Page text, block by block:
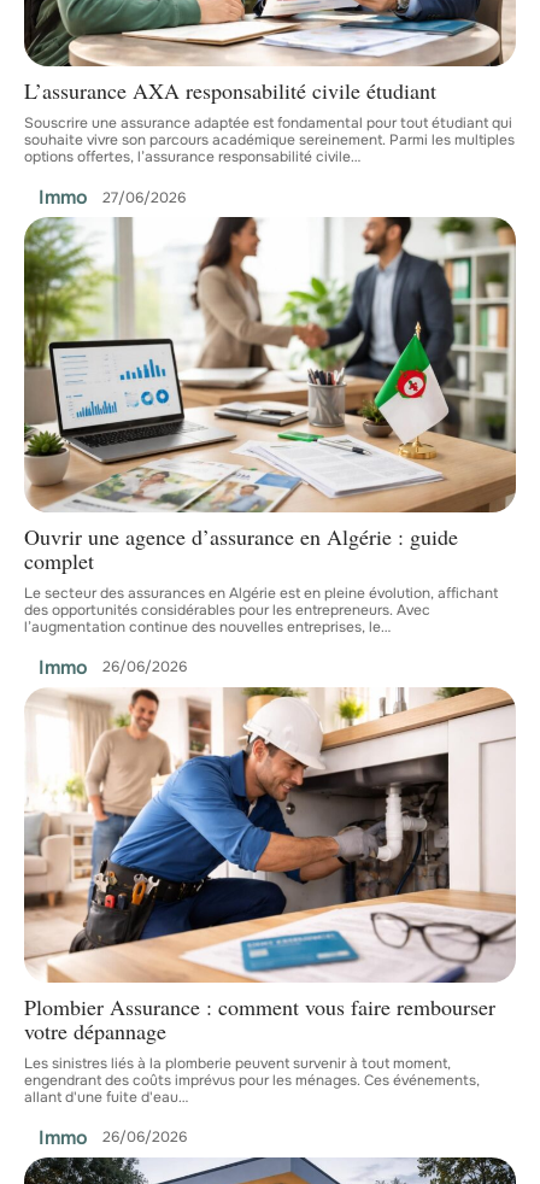
L’assurance AXA responsabilité civile étudiant
Souscrire une assurance adaptée est fondamental pour tout étudiant qui
souhaite vivre son parcours académique sereinement. Parmi les multiples
options offertes, l’assurance responsabilité civile…
Immo 27/06/2026
Ouvrir une agence d’assurance en Algérie : guide
complet
Le secteur des assurances en Algérie est en pleine évolution, affichant
des opportunités considérables pour les entrepreneurs. Avec
l’augmentation continue des nouvelles entreprises, le…
Immo 26/06/2026
Plombier Assurance : comment vous faire rembourser
votre dépannage
Les sinistres liés à la plomberie peuvent survenir à tout moment,
engendrant des coûts imprévus pour les ménages. Ces événements,
allant d'une fuite d'eau…
Immo 26/06/2026